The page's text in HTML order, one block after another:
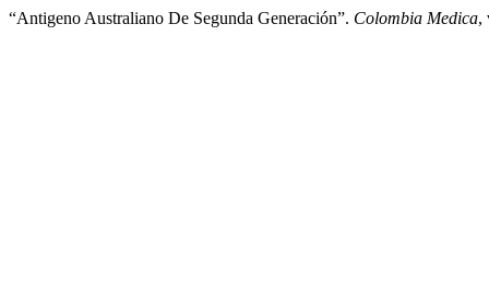
“Antigeno Australiano De Segunda Generación”. Colombia Medica,